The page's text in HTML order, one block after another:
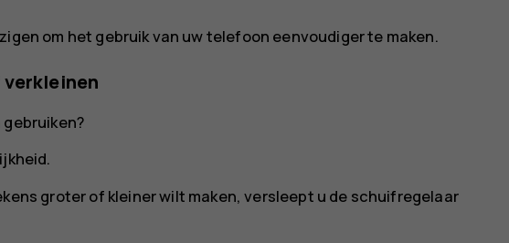
om het gebruik van uw telefoon eenvoudiger te maken.
.
groter of kleiner wilt maken, versleept u de schuifregelaar